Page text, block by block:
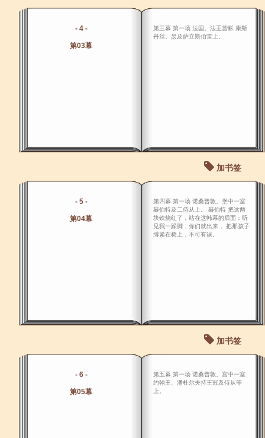
- 4 -
第03幕
第三幕 第一场 法国。法王营帐 康斯
丹丝、瑟及萨立斯伯雷上。
加书签
- 5 -
第04幕
第四幕 第一场 诺桑普敦。堡中一室
赫伯特及二侍从上。 赫伯特 把这两
块铁烧红了，站在这帏幕的后面；听
见我一跺脚，你们就出来， 把那孩子
缚紧在椅上，不可有误。
加书签
- 6 -
第05幕
第五幕 第一场 诺桑普敦。宫中一室
约翰王、潘杜尔夫持王冠及侍从等
上。